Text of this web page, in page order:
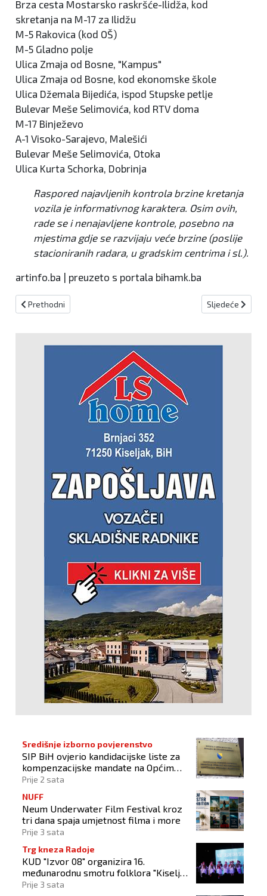
Brza cesta Mostarsko raskršće-Ilidža, kod
skretanja na M-17 za Ilidžu
M-5 Rakovica (kod OŠ)
M-5 Gladno polje
Ulica Zmaja od Bosne, "Kampus"
Ulica Zmaja od Bosne, kod ekonomske škole
Ulica Džemala Bijedića, ispod Stupske petlje
Bulevar Meše Selimovića, kod RTV doma
M-17 Binježevo
A-1 Visoko-Sarajevo, Malešići
Bulevar Meše Selimovića, Otoka
Ulica Kurta Schorka, Dobrinja
Raspored najavljenih kontrola brzine kretanja
vozila je informativnog karaktera. Osim ovih,
rade se i nenajavljene kontrole, posebno na
mjestima gdje se razvijaju veće brzine (poslije
stacioniranih radara, u gradskim centrima i sl.).
artinfo.ba | preuzeto s portala bihamk.ba
Prethodni članak: Pretežito oblačno vrijeme i narednih dana u BiH
Prethodni Sljedeći
Sljedeće
Središnje izborno povjerenstvo
SIP BiH ovjerio kandidacijske liste za
kompenzacijske mandate na Općim
izborima 2026
Prije 2 sata
NUFF
Neum Underwater Film Festival kroz
tri dana spaja umjetnost filma i more
Prije 3 sata
Trg kneza Radoje
KUD "Izvor 08" organizira 16.
međunarodnu smotru folklora "Kiseljak
2026"
Prije 3 sata